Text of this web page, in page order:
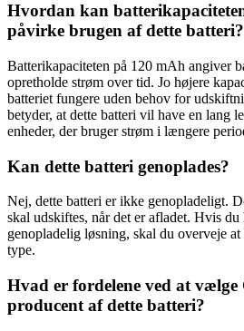
Hvordan kan
påvirke brugen af dette batteri?
Batterikapaciteten på 120 mAh angiver
opretholde strøm over tid. Jo højere
batteriet fungere uden behov for
betyder, at dette batteri vil have en lang
enheder, der bruger strøm i længere
Kan dette batteri genoplades?
Nej, dette batteri er ikke genopladeligt.
skal udskiftes, når det er afladet. Hvis
genopladelig løsning, skal du overveje
type.
Hvad er fordelene ved at vælge
producent af dette batteri?